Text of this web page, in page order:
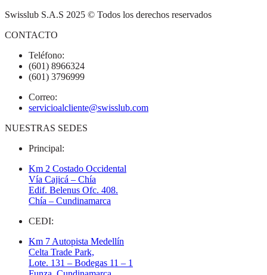
Swisslub S.A.S 2025 © Todos los derechos reservados
CONTACTO
Teléfono:
(601) 8966324
(601) 3796999
Correo:
servicioalcliente@swisslub.com
NUESTRAS SEDES
Principal:
Km 2 Costado Occidental
Vía Cajicá – Chía
Edif. Belenus Ofc. 408.
Chía – Cundinamarca
CEDI:
Km 7 Autopista Medellín
Celta Trade Park,
Lote. 131 – Bodegas 11 – 1